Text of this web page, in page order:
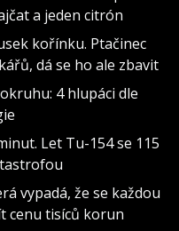
a jeden citrón
kořínku. Ptačinec
dá se ho ale zbavit
4 hlupáci dle
Let Tu-154 se 115
vypadá, že se každou
cenu tisíců korun